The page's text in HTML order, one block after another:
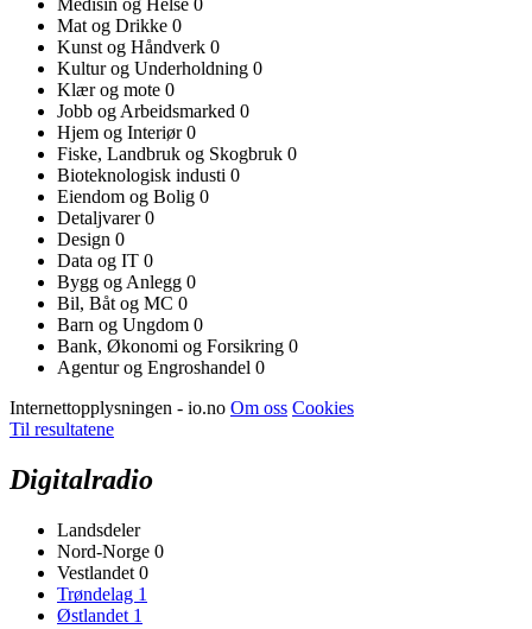
Mat og Drikke 0
Kunst og Håndverk 0
Kultur og Underholdning 0
Klær og mote 0
Jobb og Arbeidsmarked 0
Hjem og Interiør0
Fiske, Landbruk og Skogbruk 0
Bioteknologisk industi 0
Eiendom og Bolig 0
Detaljvarer0
Design 0
Data og IT 0
Bygg og Anlegg 0
Bil, Båt og MC 0
Barn og Ungdom 0
Bank, Økonomi og Forsikring 0
Agentur og Engroshandel 0
Internettopplysningen - io.no Om oss Cookies
Til resultatene
Digitalradio
Landsdeler
Nord-Norge 0
Vestlandet 0
Trøndelag 1
Østlandet 1